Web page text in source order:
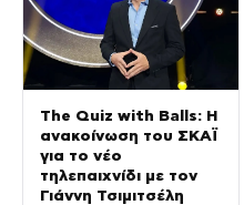
The Quiz with Balls: Η
ανακοίνωση του ΣΚΑΪ
για το νέο
τηλεπαιχνίδι με τον
Γιάννη Τσιμιτσέλη